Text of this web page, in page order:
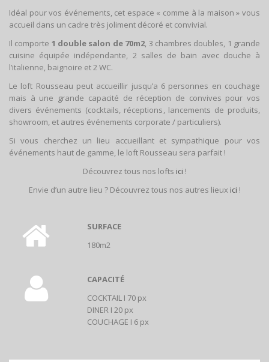
Idéal pour vos événements, cet espace « comme à la maison » vous
accueil dans un cadre très joliment décoré et convivial.
Il comporte 1 double salon de 70m2, 3 chambres doubles, 1 grande
cuisine équipée indépendante, 2 salles de bain avec douche à
l’italienne, baignoire et 2 WC.
Le loft Rousseau peut accueillir jusqu’a 6 personnes en couchage
mais à une grande capacité de réception de convives pour vos
divers événements (cocktails, réceptions, lancements de produits,
showroom, et autres événements corporate / particuliers).
Si vous cherchez un lieu accueillant et sympathique pour vos
événements haut de gamme, le loft Rousseau sera parfait !
Découvrez tous nos lofts ici !
Envie d’un autre lieu ? Découvrez tous nos autres lieux ici !
SURFACE
180m2
CAPACITÉ
COCKTAIL I 70 px
DINER I 20 px
COUCHAGE I 6 px